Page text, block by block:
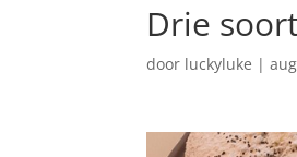
Drie
door luckyluke |